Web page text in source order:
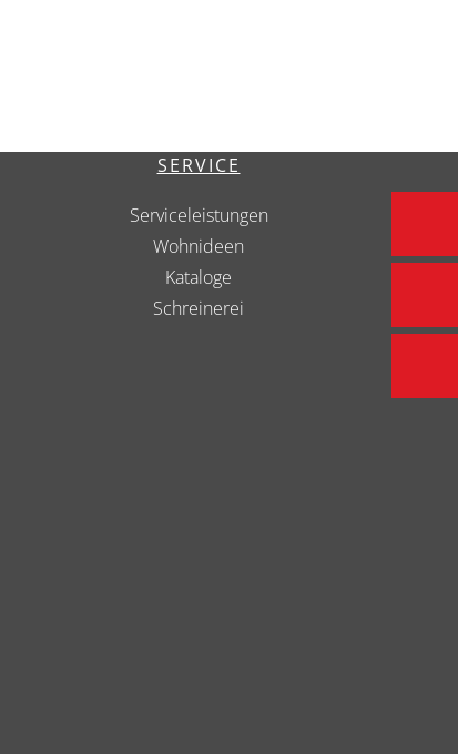
SERVICE
Serviceleistungen
Wohnideen
Kataloge
Schreinerei